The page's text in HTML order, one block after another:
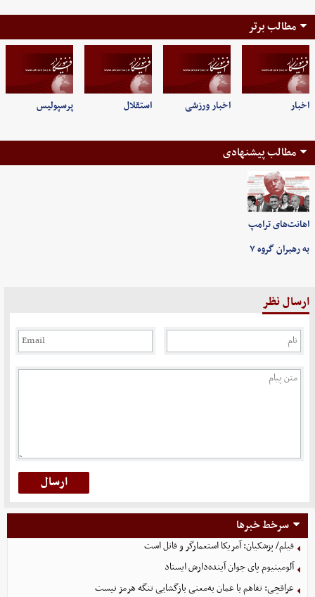
مطالب برتر
اخبار اخبار ورزشی استقلال پرسپولیس
مطالب پیشنهادی
اهانت‌های ترامپ
به رهبران گروه ۷
ارسال نظر
سرخط خبرها
فیلم/ پزشکیان: آمریکا استعمارگر و قاتل است
آلومینیوم پای جوان آینده‌دارش ایستاد
عراقچی: تفاهم با عمان به‌معنی بازگشایی تنگه هرمز نیست